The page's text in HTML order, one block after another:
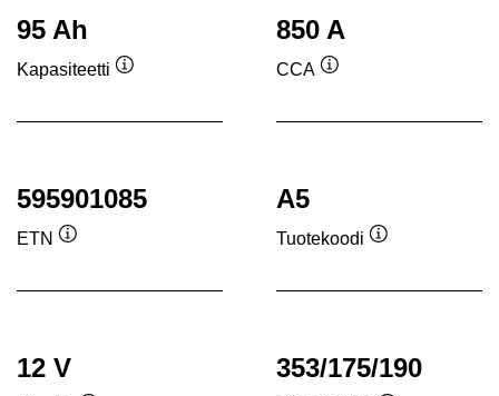
95 Ah
Kapasiteetti
850 A
CCA
595901085
ETN
A5
Tuotekoodi
12 V 353/175/190